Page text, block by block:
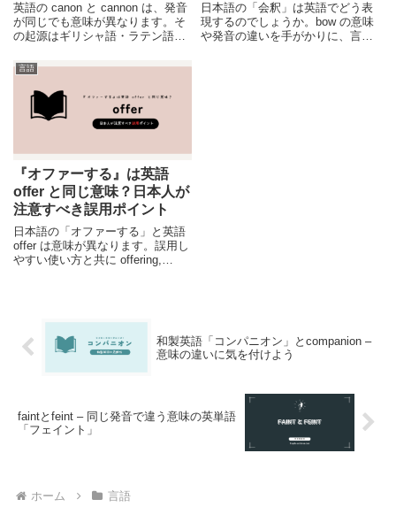
英語の canon と cannon は、発音
が同じでも意味が異なります。そ
の起源はギリシャ語・ラテン語に
び分かれた――語源から文化・思
想の背景まで、言語の不思議を辿
ります。
日本語の「会釈」は英語でどう表
現するのでしょうか。bow の意味
や発音の違いを手がかりに、言語
言語
『オファーする』は英語
offer と同じ意味？日本人が
注意すべき誤用ポイント
日本語の「オファーする」と英語
offer は意味が異なります。誤用し
やすい使い方と共に offering,
和製英語「コンパニオン」とcompanion –
意味の違いに気を付けよう
faintとfeint – 同じ発音で違う意味の英単語
「フェイント」
ホーム 言語